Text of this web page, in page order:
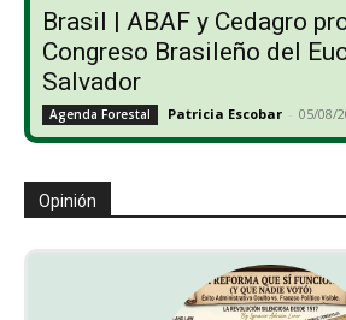
Brasil | ABAF y Cedagro
Congreso Brasileño del
Salvador
Agenda Forestal Patricia Escobar - 05/08/
Opinión